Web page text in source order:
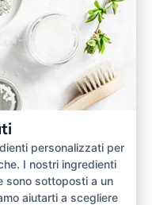
personalizzati per
I nostri ingredienti
sono sottoposti a un
aiutarti a scegliere